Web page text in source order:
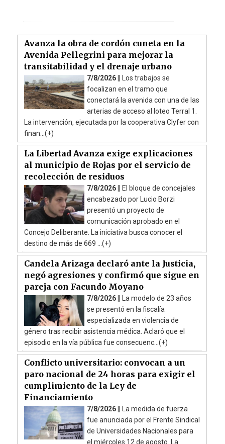
Avanza la obra de cordón cuneta en la
Avenida Pellegrini para mejorar la
transitabilidad y el drenaje urbano
7/8/2026 ||
Los trabajos se
focalizan en el tramo que
conectará la avenida con una de las
arterias de acceso al loteo Terral 1.
La intervención, ejecutada por la cooperativa Clyfer con
finan...(+)
La Libertad Avanza exige explicaciones
al municipio de Rojas por el servicio de
recolección de residuos
7/8/2026 ||
El bloque de concejales
encabezado por Lucio Borzi
presentó un proyecto de
comunicación aprobado en el
Concejo Deliberante. La iniciativa busca conocer el
destino de más de 669 ...(+)
Candela Arizaga declaró ante la Justicia,
negó agresiones y confirmó que sigue en
pareja con Facundo Moyano
7/8/2026 ||
La modelo de 23 años
se presentó en la fiscalía
especializada en violencia de
género tras recibir asistencia médica. Aclaró que el
episodio en la vía pública fue consecuenc...(+)
Conflicto universitario: convocan a un
paro nacional de 24 horas para exigir el
cumplimiento de la Ley de
Financiamiento
7/8/2026 ||
La medida de fuerza
fue anunciada por el Frente Sindical
de Universidades Nacionales para
el miércoles 12 de agosto. La